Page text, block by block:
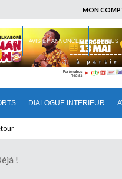
MON
DIALOGUE INTERIEUR
AVIS ET ANNONCES EN PLUS
!